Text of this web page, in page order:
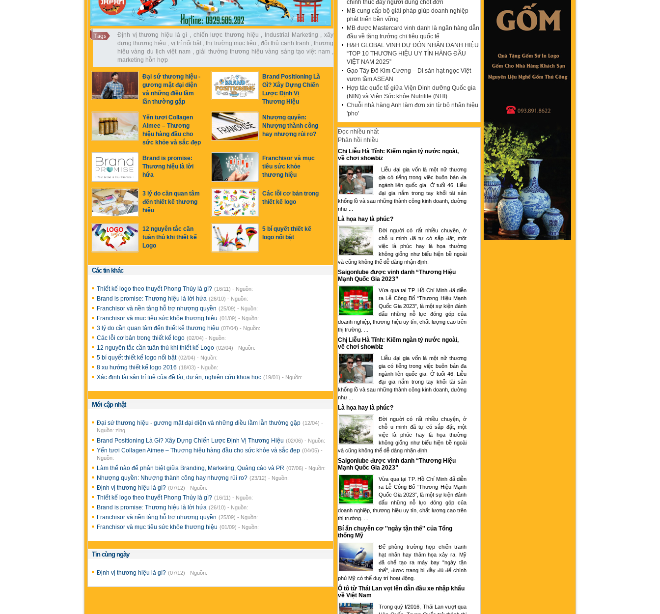
Định vị thương hiệu là gì , chiến lược thương hiệu , Industrial Marketing ,xây
dựng thương hiệu , vị trí nổi bật ,thị trường mục tiêu ,đối thủ cạnh tranh ,thương
hiệu vàng du lịch việt nam ,giải thưởng thương hiệu vàng sáng tạo việt nam ,
marketing hỗn hợp
Đại sứ thương hiệu -
gương mặt đại diện
và những điều lầm
lẫn thường gặp
Brand Positioning Là
Gì? Xây Dựng Chiến
Lược Định Vị
Thương Hiệu
Yến tươi Collagen
Aimee – Thương
hiệu hàng đầu cho
sức khỏe và sắc đẹp
Nhượng quyền:
Nhượng thành công
hay nhượng rủi ro?
Brand is promise:
Thương hiệu là lời
hứa
Franchisor và mục
tiêu sức khỏe
thương hiệu
3 lý do cần quan tâm
đến thiết kế thương
hiệu
Các lỗi cơ bản trong
thiết kế logo
12 nguyên tắc cần
tuân thủ khi thiết kế
Logo
5 bí quyết thiết kế
logo nổi bật
Các tin khác
Thiết kế logo theo thuyết Phong Thủy là gì? (16/11) - Nguồn:
Brand is promise: Thương hiệu là lời hứa (26/10) - Nguồn:
Franchisor và nền tảng hỗ trợ nhượng quyền (25/09) - Nguồn:
Franchisor và mục tiêu sức khỏe thương hiệu (01/09) - Nguồn:
3 lý do cần quan tâm đến thiết kế thương hiệu (07/04) - Nguồn:
Các lỗi cơ bản trong thiết kế logo (02/04) - Nguồn:
12 nguyên tắc cần tuân thủ khi thiết kế Logo (02/04) - Nguồn:
5 bí quyết thiết kế logo nổi bật (02/04) - Nguồn:
8 xu hướng thiết kế logo 2016 (18/03) - Nguồn:
Xác định tài sản trí tuệ của đề tài, dự án, nghiên cứu khoa học (19/01) - Nguồn:
Mới cập nhật
Đại sứ thương hiệu - gương mặt đại diện và những điều lầm lẫn thường gặp (12/04) -
Nguồn: zing
Brand Positioning Là Gì? Xây Dựng Chiến Lược Định Vị Thương Hiệu (02/06) - Nguồn:
Yến tươi Collagen Aimee – Thương hiệu hàng đầu cho sức khỏe và sắc đẹp (04/05) -
Nguồn:
Làm thế nào để phân biệt giữa Branding, Marketing, Quảng cáo và PR (07/06) - Nguồn:
Nhượng quyền: Nhượng thành công hay nhượng rủi ro? (23/12) - Nguồn:
Định vị thương hiệu là gì? (07/12) - Nguồn:
Thiết kế logo theo thuyết Phong Thủy là gì? (16/11) - Nguồn:
Brand is promise: Thương hiệu là lời hứa (26/10) - Nguồn:
Franchisor và nền tảng hỗ trợ nhượng quyền (25/09) - Nguồn:
Franchisor và mục tiêu sức khỏe thương hiệu (01/09) - Nguồn:
Tin cùng ngày
Định vị thương hiệu là gì? (07/12) - Nguồn:
chính thúc đẩy người dùng chốt đơn
MB cung cấp bộ giải pháp giúp doanh nghiệp
phát triển bền vững
MB được Mastercard vinh danh là ngân hàng dẫn
đầu về tăng trưởng chi tiêu quốc tế
H&H GLOBAL VINH DỰ ĐÓN NHẬN DANH HIỆU
“TOP 10 THƯƠNG HIỆU UY TÍN HÀNG ĐẦU
VIỆT NAM 2025”
Gạo Tây Đô Kim Cương – Di sản hạt ngọc Việt
vươn tầm ASEAN
Hợp tác quốc tế giữa Viện Dinh dưỡng Quốc gia
(NIN) và Viện Sức khỏe Nutrilite (NHI)
Chuỗi nhà hàng Anh làm đơn xin từ bỏ nhãn hiệu
'pho'
Đọc nhiều nhất
Phản hồi nhiều
Chị Liễu Hà Tĩnh: Kiếm ngàn tỷ nước ngoài,
về chơi showbiz
Liễu đại gia vốn là một nữ thương
gia có tiếng trong việc buôn bán đa
ngành liên quốc gia. Ở tuổi 46, Liễu
đại gia nắm trong tay khối tài sản
khổng lồ và sau những thành công kinh doanh, dường
như ...
Là họa hay là phúc?
Đời người có rất nhiều chuyện, ở
chỗ u minh đã tự có sắp đặt, một
việc là phúc hay là họa thường
không giống như biểu hiện bề ngoài
và cũng không thể dễ dàng nhận định.
Saigonlube được vinh danh “Thương Hiệu
Mạnh Quốc Gia 2023”
Vừa qua tại TP. Hồ Chí Minh đã diễn
ra Lễ Công Bố “Thương Hiệu Mạnh
Quốc Gia 2023”, là một sự kiện đánh
dấu những nỗ lực đóng góp của
doanh nghiệp, thương hiệu uy tín, chất lượng cao trên
thị trường. ...
Chị Liễu Hà Tĩnh: Kiếm ngàn tỷ nước ngoài,
về chơi showbiz
Liễu đại gia vốn là một nữ thương
gia có tiếng trong việc buôn bán đa
ngành liên quốc gia. Ở tuổi 46, Liễu
đại gia nắm trong tay khối tài sản
khổng lồ và sau những thành công kinh doanh, dường
như ...
Là họa hay là phúc?
Đời người có rất nhiều chuyện, ở
chỗ u minh đã tự có sắp đặt, một
việc là phúc hay là họa thường
không giống như biểu hiện bề ngoài
và cũng không thể dễ dàng nhận định.
Saigonlube được vinh danh “Thương Hiệu
Mạnh Quốc Gia 2023”
Vừa qua tại TP. Hồ Chí Minh đã diễn
ra Lễ Công Bố “Thương Hiệu Mạnh
Quốc Gia 2023”, là một sự kiện đánh
dấu những nỗ lực đóng góp của
doanh nghiệp, thương hiệu uy tín, chất lượng cao trên
thị trường. ...
Bí ẩn chuyên cơ ''ngày tận thế'' của Tổng
thống Mỹ
Để phòng trường hợp chiến tranh
hạt nhân hay thảm họa xảy ra, Mỹ
đã chế tạo ra máy bay "ngày tận
thế", được trang bị đầy đủ để chính
phủ Mỹ có thể duy trì hoạt động.
Ô tô từ Thái Lan vọt lên dẫn đầu xe nhập khẩu
về Việt Nam
Trong quý I/2016, Thái Lan vượt qua